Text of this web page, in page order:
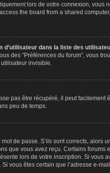
lors de votre connexion, vous
the board from a shared
d’utilisateur dans la liste des
des “Préférences du forum”, vous
invisible.
pas être récupéré, il peut
peu de temps.
de passe. S’ils sont corrects,
que vous avez reçu. Certains
lors de votre inscription. Si vous
vous êtes certain que l’adresse e-